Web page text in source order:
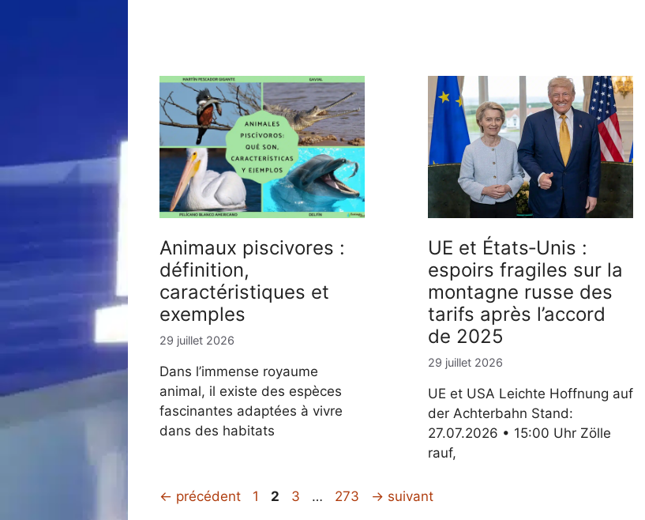
Animaux piscivores :
définition,
caractéristiques et
exemples
29 juillet 2026
Dans l’immense royaume
animal, il existe des espèces
fascinantes adaptées à vivre
dans des habitats
UE et États‑Unis :
espoirs fragiles sur la
montagne russe des
tarifs après l’accord
de 2025
29 juillet 2026
UE et USA Leichte Hoffnung auf
der Achterbahn Stand:
27.07.2026 • 15:00 Uhr Zölle
rauf,
← précédent Page
1 Page
2 Page
3 … Page
273 → suivant